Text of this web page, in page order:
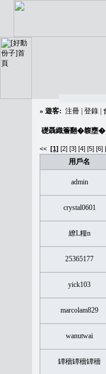
» 遊客: 注冊 登錄
礎聶織簷翻�䪖壅�
<< [1] [2] [3] [4] [5] [6]
用戶名
admin
crystal0601
繚L糧n
25365177
yick103
marcolam829
wanutwai
罈穡罈穡罈穡